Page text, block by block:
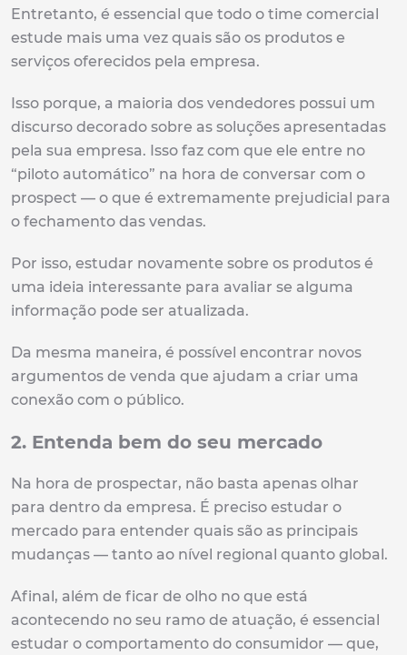
Entretanto, é essencial que todo o time comercial
estude mais uma vez quais são os produtos e
serviços oferecidos pela empresa.
Isso porque, a maioria dos vendedores possui um
discurso decorado sobre as soluções apresentadas
pela sua empresa. Isso faz com que ele entre no
“piloto automático” na hora de conversar com o
prospect — o que é extremamente prejudicial para
o fechamento das vendas.
Por isso, estudar novamente sobre os produtos é
uma ideia interessante para avaliar se alguma
informação pode ser atualizada.
Da mesma maneira, é possível encontrar novos
argumentos de venda que ajudam a criar uma
conexão com o público.
2. Entenda bem do seu mercado
Na hora de prospectar, não basta apenas olhar
para dentro da empresa. É preciso estudar o
mercado para entender quais são as principais
mudanças — tanto ao nível regional quanto global.
Afinal, além de ficar de olho no que está
acontecendo no seu ramo de atuação, é essencial
estudar o comportamento do consumidor — que,